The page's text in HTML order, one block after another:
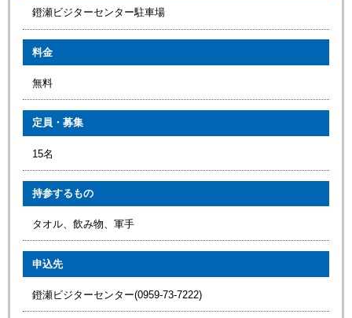
鐙瀬ビジターセンター駐車場
料金
無料
定員・募集
15名
持参するもの
タオル、飲み物、軍手
申込先
鐙瀬ビジターセンター(0959-73-7222)